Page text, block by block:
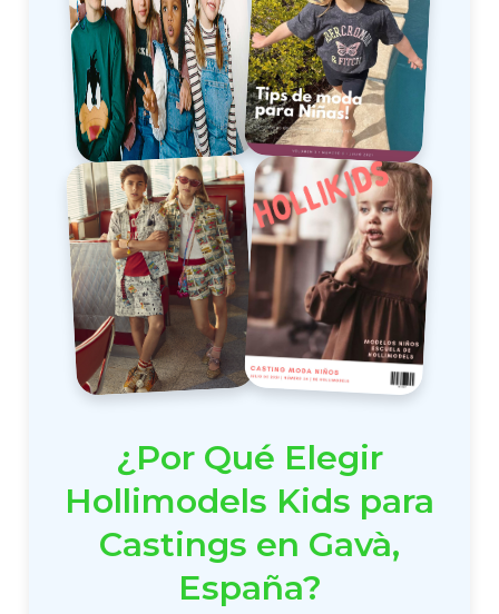
¿Por Qué Elegir
Hollimodels Kids para
Castings en Gavà,
España?